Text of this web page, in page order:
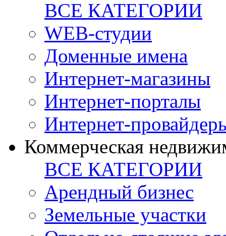
ВСЕ КАТЕГОРИИ
WEB-студии
Доменные имена
Интернет-магазины
Интернет-порталы
Интернет-
Коммерческая
ВСЕ КАТЕГОРИИ
Арендный бизнес
Земельные участки